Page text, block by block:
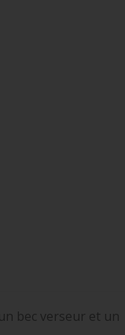
bec verseur et un